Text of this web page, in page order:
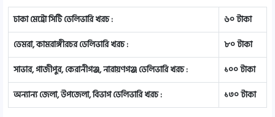
ঢাকা মেট্রো সিটি ডেলিভারি খরচ :
৬০ টাকা
ডেমরা, কামরাঙ্গীরচর ডেলিভারি খরচ :
৮০ টাকা
সাভার, গাজীপুর, কেরানীগঞ্জ, নারায়ণগঞ্জ ডেলিভারি খরচ :
১০০ টাকা
অন্যান্য জেলা, উপজেলা, বিভাগ ডেলিভারি খরচ :
১৩০ টাকা